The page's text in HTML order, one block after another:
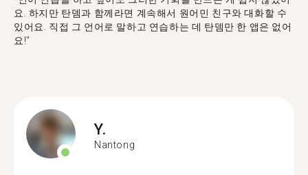
요. 하지만 탄뎀과 함께라면 계속해서 원어민 친구와 대화할 수
있어요. 직접 그 언어로 말하고 연습하는 데 탄뎀만 한 앱은 없어
요!"
Y.
Nantong